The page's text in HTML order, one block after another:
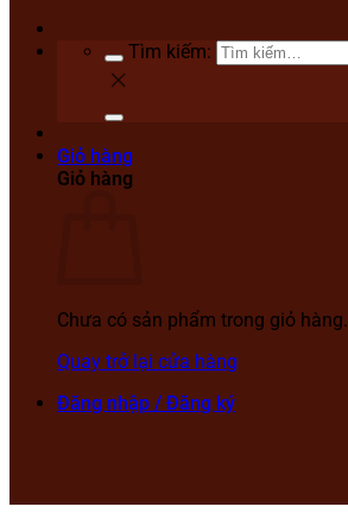
Tìm kiếm:
Giỏ hàng
Giỏ hàng
Chưa có sản phẩm trong giỏ hàng.
Quay trở lại cửa hàng
Đăng nhập / Đăng ký